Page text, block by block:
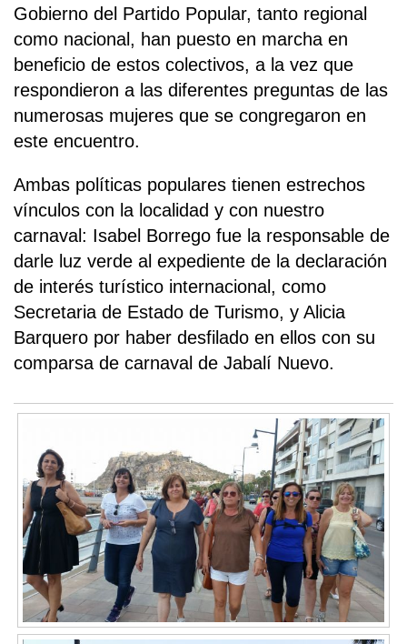
Gobierno del Partido Popular, tanto regional
como nacional, han puesto en marcha en
beneficio de estos colectivos, a la vez que
respondieron a las diferentes preguntas de las
numerosas mujeres que se congregaron en
este encuentro.
Ambas políticas populares tienen estrechos
vínculos con la localidad y con nuestro
carnaval: Isabel Borrego fue la responsable de
darle luz verde al expediente de la declaración
de interés turístico internacional, como
Secretaria de Estado de Turismo, y Alicia
Barquero por haber desfilado en ellos con su
comparsa de carnaval de Jabalí Nuevo.